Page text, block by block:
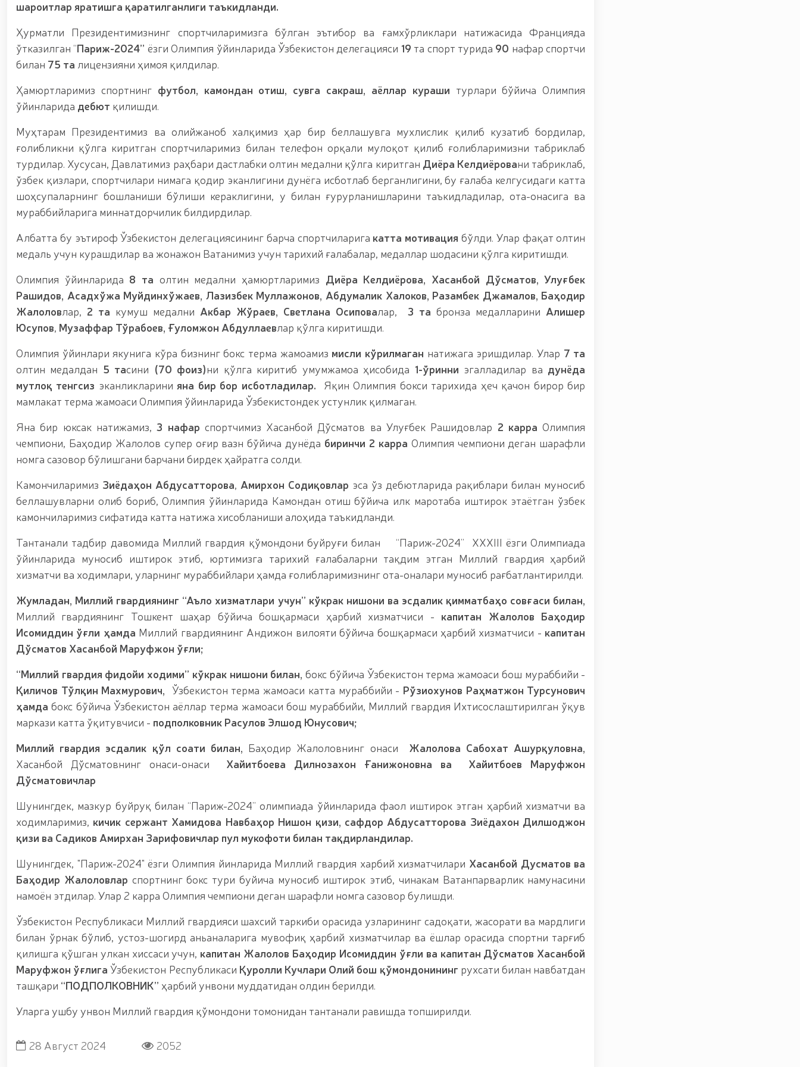
шароитлар яратишга қаратилганлиги таъкидланди.
Ҳурматли Президентимизнинг спортчиларимизга бўлган эътибор ва ғамхўрликлари натижасида Францияда
ўтказилган “Париж-2024” ёзги Олимпия ўйинларида Ўзбекистон делегацияси 19 та спорт турида 90 нафар спортчи
билан 75 та лицензияни ҳимоя қилдилар.
Ҳамюртларимиз спортнинг футбол, камондан отиш, сувга сакраш, аёллар кураши турлари бўйича Олимпия
ўйинларида дебют қилишди.
Муҳтарам Президентимиз ва олийжаноб халқимиз ҳар бир беллашувга мухлислик қилиб кузатиб бордилар,
ғолибликни қўлга киритган спортчиларимиз билан телефон орқали мулоқот қилиб ғолибларимизни табриклаб
турдилар. Хусусан, Давлатимиз раҳбари дастлабки олтин медални қўлга киритган Диёра Келдиёровани табриклаб,
ўзбек қизлари, спортчилари нимага қодир эканлигини дунёга исботлаб берганлигини, бу ғалаба келгусидаги катта
шоҳсупаларнинг бошланиши бўлиши кераклигини, у билан ғурурланишларини таъкидладилар, ота-онасига ва
мураббийларига миннатдорчилик билдирдилар.
Албатта бу эътироф Ўзбекистон делегациясининг барча спортчиларига катта мотивация бўлди. Улар фақат олтин
медаль учун курашдилар ва жонажон Ватанимиз учун тарихий ғалабалар, медаллар шодасини қўлга киритишди.
Олимпия ўйинларида 8 та олтин медални ҳамюртларимиз Диёра Келдиёрова, Хасанбой Дўсматов, Улуғбек
Рашидов, Асадхўжа Муйдинхўжаев, Лазизбек Муллажонов, Абдумалик Халоков, Разамбек Джамалов, Баҳодир
Жалоловлар, 2 та кумуш медални Акбар Жўраев, Светлана Осиповалар,3 та бронза медалларини Алишер
Юсупов, Музаффар Тўрабоев, Ғуломжон Абдуллаевлар қўлга киритишди.
Олимпия ўйинлари якунига кўра бизнинг бокс терма жамоамиз мисли кўрилмаган натижага эришдилар. Улар 7 та
олтин медалдан 5 тасини (70 фоиз)ни қўлга киритиб умумжамоа ҳисобида 1-ўринни эгалладилар ва дунёда
мутлоқ тенгсиз эканликларини яна бир бор исботладилар.
Яқин Олимпия бокси тарихида ҳеч қачон бирор бир
мамлакат терма жамоаси Олимпия ўйинларида Ўзбекистондек устунлик қилмаган.
Яна бир юксак натижамиз,3 нафар спортчимиз Хасанбой Дўсматов ва Улуғбек Рашидовлар 2 карра Олимпия
чемпиони, Баҳодир Жалолов супер оғир вазн бўйича дунёда биринчи 2 карра Олимпия чемпиони деган шарафли
номга сазовор бўлишгани барчани бирдек ҳайратга солди.
Камончиларимиз Зиёдаҳон Абдусатторова, Амирхон Содиқовлар эса ўз дебютларида рақиблари билан муносиб
беллашувларни олиб бориб, Олимпия ўйинларида Камондан отиш бўйича илк маротаба иштирок этаётган ўзбек
камончиларимиз сифатида катта натижа хисобланиши алоҳида таъкидланди.
Тантанали тадбир давомида Миллий гвардия қўмондони буйруғи билан “Париж-2024” XXXIII ёзги Олимпиада
ўйинларида муносиб иштирок этиб, юртимизга тарихий ғалабаларни тақдим этган Миллий гвардия ҳарбий
хизматчи ва ходимлари, уларнинг мураббийлари ҳамда ғолибларимизнинг ота-оналари муносиб рағбатлантирилди.
Жумладан, Миллий гвардиянинг “Аъло хизматлари учун” кўкрак нишони ва эсдалик қимматбаҳо совғаси билан,
Миллий гвардиянинг Тошкент шаҳар бўйича бошқармаси ҳарбий хизматчиси - капитан Жалолов Баҳодир
Исомиддин ўғли ҳамда Миллий гвардиянинг Андижон вилояти бўйича бошқармаси ҳарбий хизматчиси - капитан
Дўсматов Хасанбой Маруфжон ўғли;
“Миллий гвардия фидойи ходими” кўкрак нишони билан,бокс бўйича Ўзбекистон терма жамоаси бош мураббийи -
Қиличов Тўлқин Махмурович, Ўзбекистон терма жамоаси катта мураббийи - Рўзиохунов Раҳматжон Турсунович
ҳамдабокс бўйича Ўзбекистон аёллар терма жамоаси бош мураббийи, Миллий гвардия Ихтисослаштирилган ўқув
маркази катта ўқитувчиси - подполковник Расулов Элшод Юнусович;
Миллий гвардия эсдалик қўл соати билан, Баҳодир Жалоловнинг онаси Жалолова Сабохат Ашурқуловна,
Хасанбой Дўсматовнинг онаси-онаси Хайитбоева Дилнозахон Ғанижоновна ва
Хайитбоев Маруфжон
Дўсматовичлар
Шунингдек, мазкур буйруқ билан “Париж-2024” олимпиада ўйинларида фаол иштирок этган ҳарбий хизматчи ва
ходимларимиз, кичик сержант Хамидова Навбаҳор Нишон қизи, сафдор Абдусатторова Зиёдахон Дилшоджон
қизи ва Садиков Амирхан Зарифовичлар пул мукофоти билан тақдирландилар.
Шунингдек, "Париж-2024" ёзги Олимпия йинларида Миллий гвардия харбий хизматчилари Хасанбой Дусматов ва
Баҳодир Жалоловлар спортнинг бокс тури буйича муносиб иштирок этиб, чинакам Ватанпарварлик намунасини
намоён этдилар. Улар 2 карра Олимпия чемпиони деган шарафли номга сазовор булишди.
Ўзбекистон Республикаси Миллий гвардияси шахсий таркиби орасида узларининг садоқати, жасорати ва мардлиги
билан ўрнак бўлиб, устоз-шогирд аньаналарига мувофиқ ҳарбий хизматчилар ва ёшлар орасида спортни тарғиб
қилишга қўшган улкан хиссаси учун, капитан Жалолов Баҳодир Исомиддин ўғли ва капитан Дўсматов Хасанбой
Маруфжон ўғлига Ўзбекистон Республикаси Қуролли Кучлари Олий бош қўмондонининг рухсати билан навбатдан
ташқари “ПОДПОЛКОВНИК” ҳарбий унвони муддатидан олдин берилди.
Уларга ушбу унвон Миллий гвардия қўмондони томонидан тантанали равишда топширилди.
28 Август 2024 2052